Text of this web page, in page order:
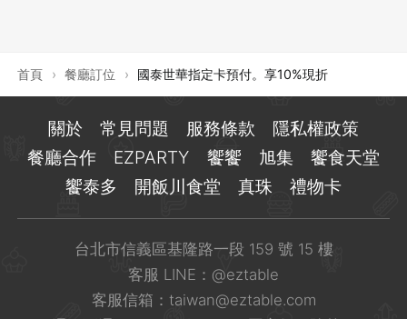
首頁 › 餐廳訂位 › 國泰世華指定卡預付。享10%現折
先不要
關於 常見問題 服務條款
隱私權政策
餐廳合作
EZPARTY 饗饗 旭集
饗食天堂
饗泰多
開飯川食堂 真珠 禮物卡
台北市信義區基隆路一段 159 號 15 樓
客服 LINE： @eztable
客服信箱： taiwan@eztable.com